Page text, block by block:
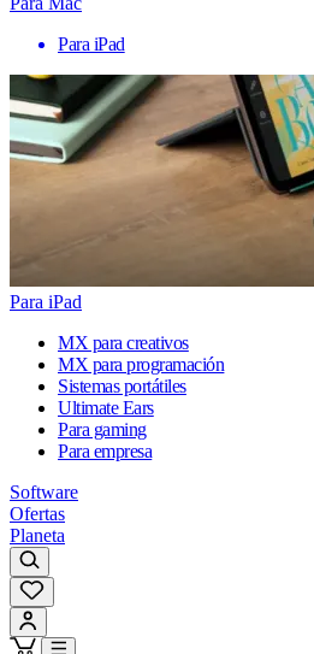
Para iPad
Para iPad
MX para creativos
MX para programación
Sistemas portátiles
Ultimate Ears
Para gaming
Para empresa
Software
Ofertas
Planeta